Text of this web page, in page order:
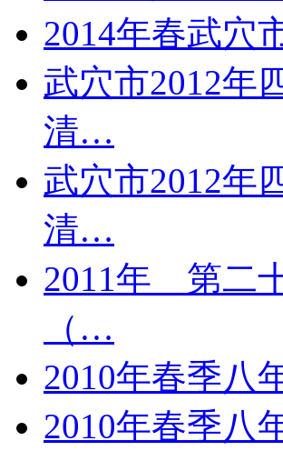
2014年春武穴
武穴市2012年
清…
武穴市2012年
清…
2011年 第二
（…
2010年春季八
2010年春季八